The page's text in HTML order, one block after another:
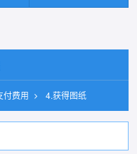
付费用 4.获得图纸